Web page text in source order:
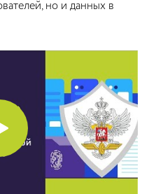
но и данных в